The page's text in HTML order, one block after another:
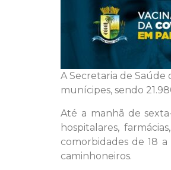
A Secretaria de Saúde
munícipes, sendo
Até a manhã de
hospitalares,
comorbidades de 18
caminhoneiros.